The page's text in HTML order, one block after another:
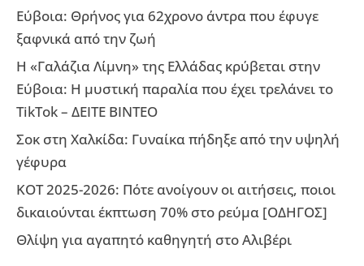
Εύβοια: Θρήνος για 62χρονο άντρα που έφυγε
ξαφνικά από την ζωή
Η «Γαλάζια Λίμνη» της Ελλάδας κρύβεται στην
Εύβοια: Η μυστική παραλία που έχει τρελάνει το
TikTok – ΔΕΙΤΕ ΒΙΝΤΕΟ
Σοκ στη Χαλκίδα: Γυναίκα πήδηξε από την υψηλή
γέφυρα
ΚΟΤ 2025-2026: Πότε ανοίγουν οι αιτήσεις, ποιοι
δικαιούνται έκπτωση 70% στο ρεύμα [ΟΔΗΓΟΣ]
Θλίψη για αγαπητό καθηγητή στο Αλιβέρι